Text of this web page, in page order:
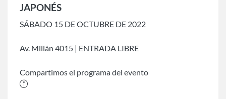
JAPONÉS
SÁBADO 15 DE OCTUBRE DE 2022
Av. Millán 4015 | ENTRADA LIBRE
Compartimos el programa del evento